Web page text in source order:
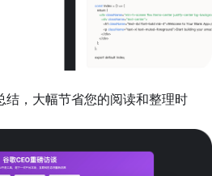
结，大幅节省您的阅读和整理时